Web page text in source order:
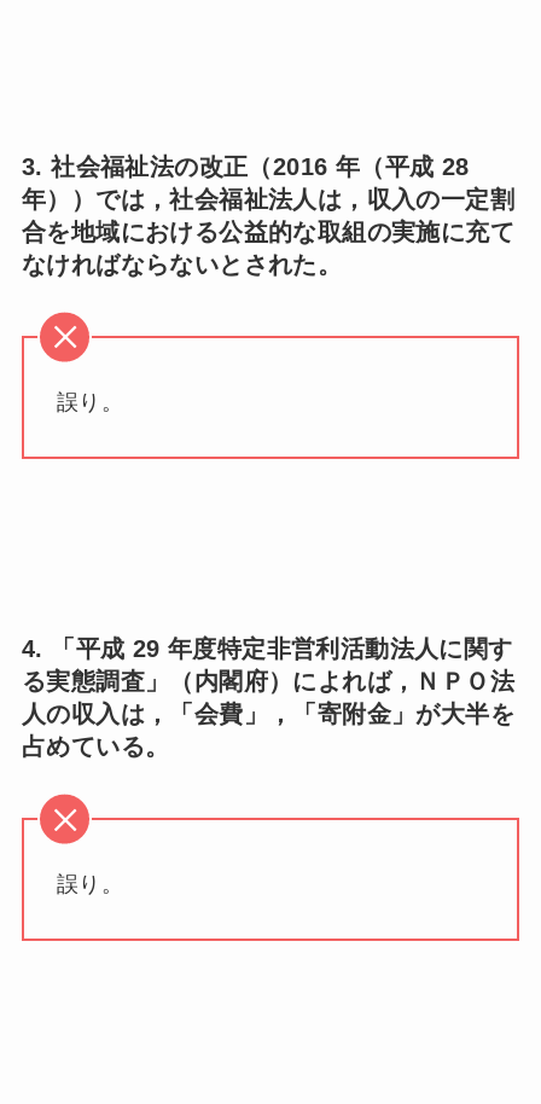
3. 社会福祉法の改正（2016 年（平成 28
年））では，社会福祉法人は，収入の一定割
合を地域における公益的な取組の実施に充て
なければならないとされた。
誤り。
4. 「平成 29 年度特定非営利活動法人に関す
る実態調査」（内閣府）によれば，ＮＰＯ法
人の収入は，「会費」，「寄附金」が大半を
占めている。
誤り。